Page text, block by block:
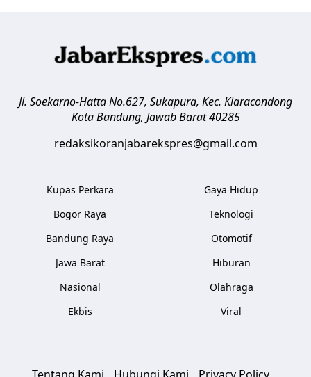
Jl. Soekarno-Hatta No.627, Sukapura, Kec. Kiaracondong
Kota Bandung, Jawab Barat 40285
redaksikoranjabarekspres@gmail.com
Kupas Perkara
Bogor Raya
Bandung Raya
Jawa Barat
Nasional
Ekbis
Gaya Hidup
Teknologi
Otomotif
Hiburan
Olahraga
Viral